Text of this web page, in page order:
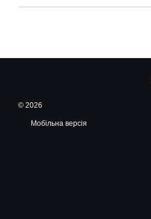
© 2026
Мобільна версія